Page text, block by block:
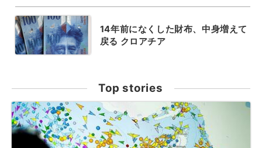
14年前になくした財布、中身増えて
戻る クロアチア
Top stories